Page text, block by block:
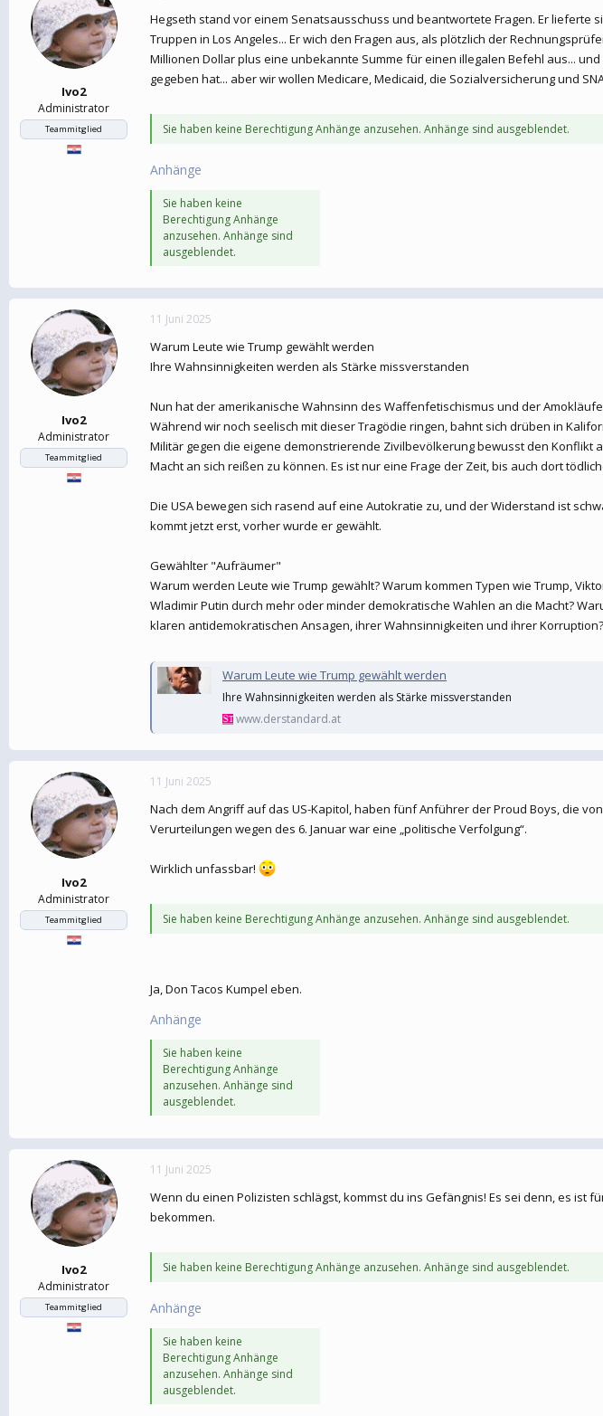
Ivo2
Administrator
Teammitglied
Hegseth stand vor einem Senatsausschuss und beantwortete Fragen. Er lieferte
Truppen in Los Angeles... Er wich den Fragen aus, als plötzlich der
Millionen Dollar plus eine unbekannte Summe für einen illegalen Befehl aus...
gegeben hat... aber wir wollen Medicare, Medicaid, die Sozialversicherung und
Sie haben keine Berechtigung Anhänge anzusehen. Anhänge sind ausgeblendet.
Anhänge
Sie haben keine
Berechtigung Anhänge
anzusehen. Anhänge sind
ausgeblendet.
Ivo2
Administrator
Teammitglied
11 Juni 2025
Warum Leute wie Trump gewählt werden
Ihre Wahnsinnigkeiten werden als Stärke missverstanden
Nun hat der amerikanische Wahnsinn des Waffenfetischismus und der
Während wir noch seelisch mit dieser Tragödie ringen, bahnt sich drüben in
Militär gegen die eigene demonstrierende Zivilbevölkerung bewusst den Konflikt
Macht an sich reißen zu können. Es ist nur eine Frage der Zeit, bis auch dort
Die USA bewegen sich rasend auf eine Autokratie zu, und der Widerstand ist
kommt jetzt erst, vorher wurde er gewählt.
Gewählter "Aufräumer"
Warum werden Leute wie Trump gewählt? Warum kommen Typen wie Trump,
Wladimir Putin durch mehr oder minder demokratische Wahlen an die Macht?
klaren antidemokratischen Ansagen, ihrer Wahnsinnigkeiten und ihrer Korruption?
Warum Leute wie Trump gewählt werden
Ihre Wahnsinnigkeiten werden als Stärke missverstanden
www.derstandard.at
Ivo2
Administrator
Teammitglied
11 Juni 2025
Nach dem Angriff auf das US-Kapitol, haben fünf Anführer der Proud Boys, die
Verurteilungen wegen des 6. Januar war eine „politische Verfolgung“.
Wirklich unfassbar!
Sie haben keine Berechtigung Anhänge anzusehen. Anhänge sind ausgeblendet.
Ja, Don Tacos Kumpel eben.
Anhänge
Sie haben keine
Berechtigung Anhänge
anzusehen. Anhänge sind
ausgeblendet.
Ivo2
Administrator
Teammitglied
11 Juni 2025
Wenn du einen Polizisten schlägst, kommst du ins Gefängnis! Es sei denn, es
bekommen.
Sie haben keine Berechtigung Anhänge anzusehen. Anhänge sind ausgeblendet.
Anhänge
Sie haben keine
Berechtigung Anhänge
anzusehen. Anhänge sind
ausgeblendet.